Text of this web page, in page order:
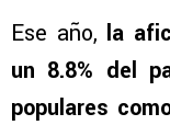
Ese año, la
un 8.8% del
populares